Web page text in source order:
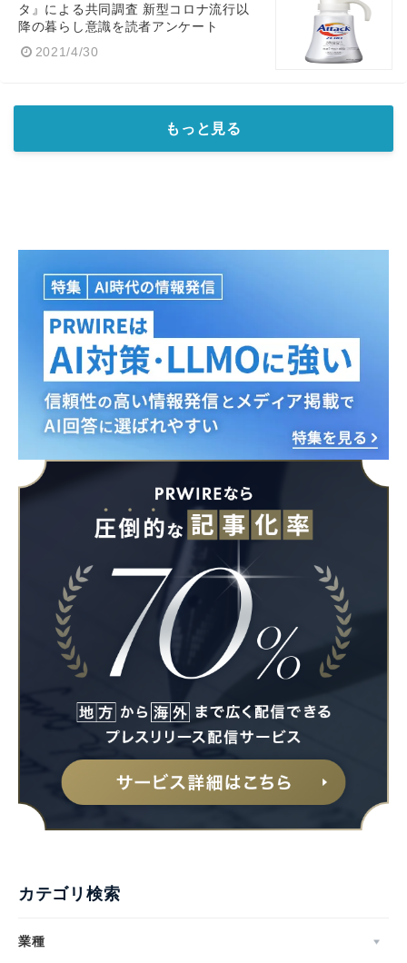
タ』による共同調査 新型コロナ流行以
降の暮らし意識を読者アンケート
2021/4/30
もっと見る
カテゴリ検索
業種